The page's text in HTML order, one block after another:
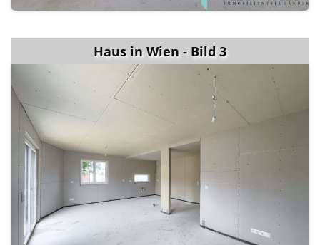
Haus in Wien - Bild 3